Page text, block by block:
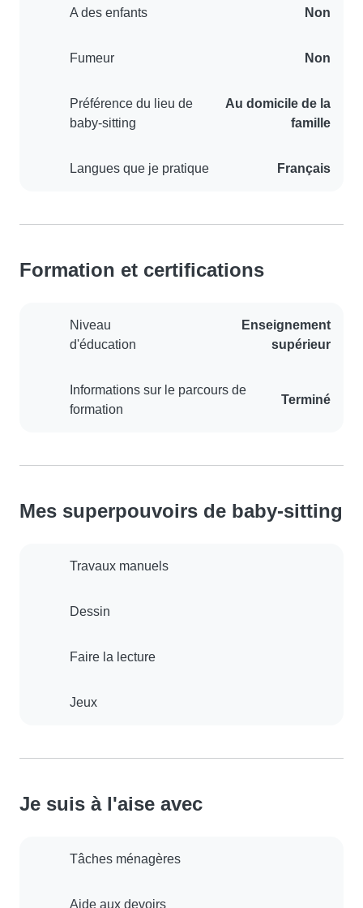
A des enfants Non
Fumeur Non
Préférence du lieu de
baby-sitting
Au domicile de la
famille
Langues que je pratique Français
Formation et certifications
Niveau
d'éducation
Enseignement
supérieur
Informations sur le parcours de
formation
Terminé
Mes superpouvoirs de baby-sitting
Travaux manuels
Dessin
Faire la lecture
Jeux
Je suis à l'aise avec
Tâches ménagères
Aide aux devoirs